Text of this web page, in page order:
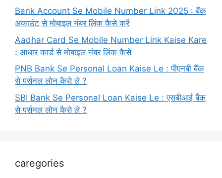
Bank Account Se Mobile Number Link 2025 : बैंक
अकाउंट से मोबाइल नंबर लिंक कैसे करें
Aadhar Card Se Mobile Number Link Kaise Kare
: आधार कार्ड से मोबाइल नंबर लिंक कैसे
PNB Bank Se Personal Loan Kaise Le : पीएनबी बैंक
से पर्सनल लोन कैसे ले ?
SBI Bank Se Personal Loan Kaise Le : एसबीआई बैंक
से पर्सनल लोन कैसे ले ?
caregories